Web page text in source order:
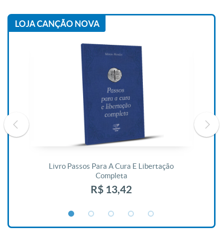
LOJA CANÇÃO NOVA
Livro Passos Para A Cura E Libertação
Completa
R$ 13,42